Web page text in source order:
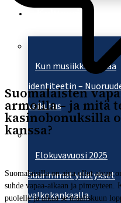
Kun musiikki kohtaa
identiteetin –
vaikutus
Elokuvavuosi 2025
Suurimmat yllätykset
valkokankaalla
Suomalaisten
armoilla – ja mitä
kasinobonuksilla
kanssa?
Suomalaisilla on aina ollut aivan
suhde vapaa-aikaan ja
puolelle ja alkaa se maaliskuun